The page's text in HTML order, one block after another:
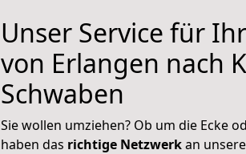
Unser Service für
von Erlangen nach
Schwaben
Sie wollen umziehen? Ob um die Ecke
haben das richtige Netzwerkan